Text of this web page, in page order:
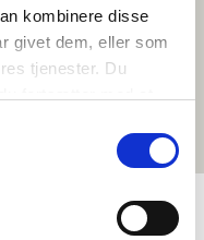
kombinere disse
givet dem, eller som
tjenester. Du
Creative Europe.